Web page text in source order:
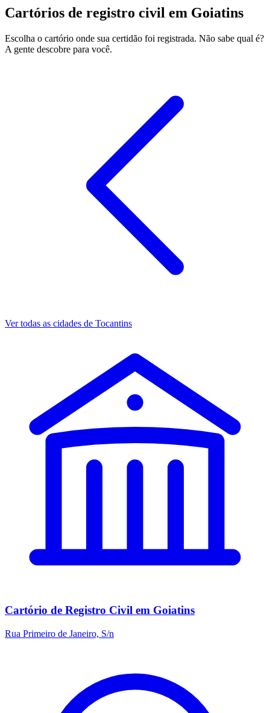
Cartórios de registro civil em Goiatins
Escolha o cartório onde sua certidão foi registrada. Não sabe qual é?
A gente descobre para você.
Ver todas as cidades de Tocantins
Cartório de Registro Civil em Goiatins
Rua Primeiro de Janeiro, S/n